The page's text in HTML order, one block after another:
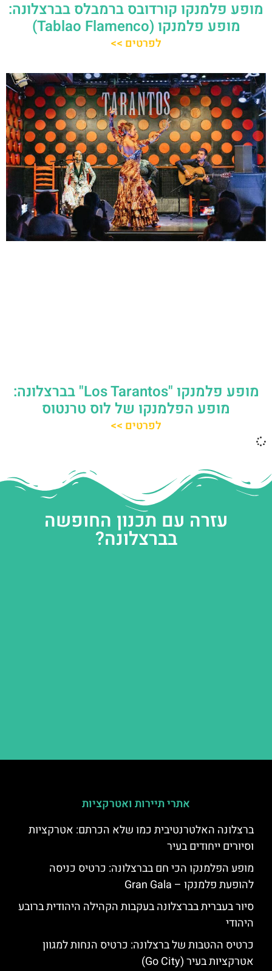
מופע פלמנקו קורדובס ברמבלס בברצלונה:
מופע פלמנקו (Tablao Flamenco)
לפרטים >>
מופע פלמנקו "Los Tarantos" בברצלונה:
מופע הפלמנקו של לוס טרנטוס
לפרטים >>
עזרה עם תכנון החופשה
בברצלונה?
אתרי תיירות ואטרקציות
ברצלונה האלטרנטיבית כמו שלא הכרתם: אטרקציות
וסיורים ייחודים בעיר
מופע הפלמנקו הכי חם בברצלונה: כרטיס כניסה
להופעת פלמנקו – Gran Gala
סיור בעברית בברצלונה בעקבות הקהילה היהודית ברובע
היהודי
כרטיס ההטבות של ברצלונה: כרטיס הנחות למגוון
אטרקציות בעיר (Go City)